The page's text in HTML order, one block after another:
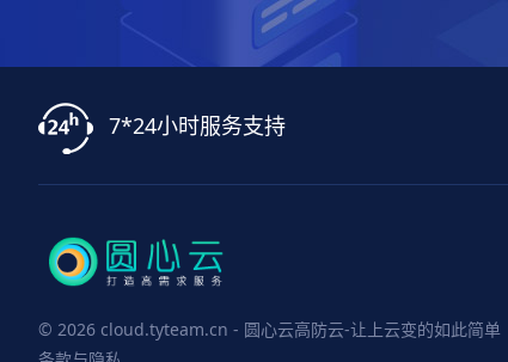
7*24小时服务支持
© 2026 cloud.tyteam.cn - 圆心云高防云-让上云变的如此简单